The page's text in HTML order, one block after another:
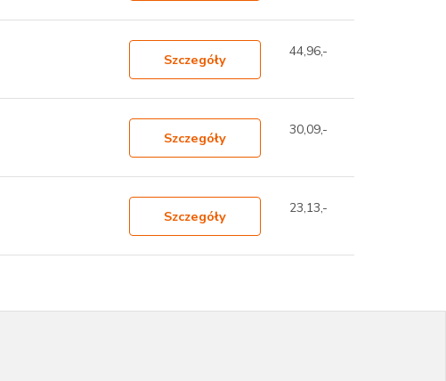
Szczegóły 44,96,-
Szczegóły 30,09,-
Szczegóły 23,13,-